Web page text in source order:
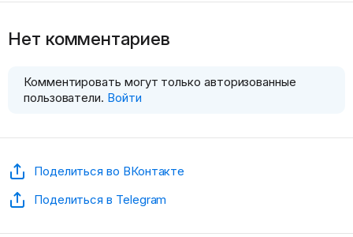
Нет комментариев
Комментировать могут только авторизованные
пользователи. Войти
Поделиться во ВКонтакте
Поделиться в Telegram